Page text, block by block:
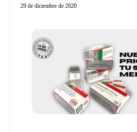
29 de diciembre de 2020